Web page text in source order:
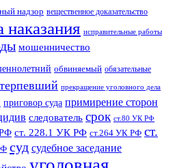
надзор вещественное доказательство
наказания исправительные работы
мошенничество
обвиняемый обязательные
прекращение уголовного дела
приговор суда примирение сторон
следователь срок ст.80 УК РФ
ст. 228.1 УК РФ ст.264 УК РФ ст.
суд судебное заседание